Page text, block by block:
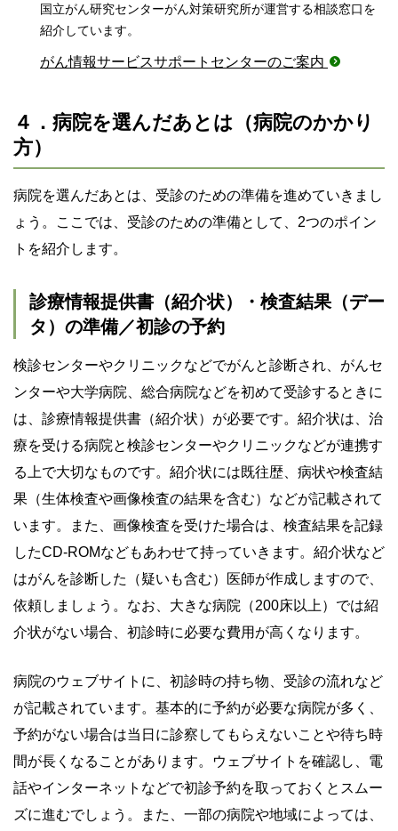
国立がん研究センターがん対策研究所が運営する相談窓口を
紹介しています。
がん情報サービスサポートセンターのご案内
４．病院を選んだあとは（病院のかかり
方）
病院を選んだあとは、受診のための準備を進めていきまし
ょう。ここでは、受診のための準備として、2つのポイン
トを紹介します。
診療情報提供書（紹介状）・検査結果（デー
タ）の準備／初診の予約
検診センターやクリニックなどでがんと診断され、がんセ
ンターや大学病院、総合病院などを初めて受診するときに
は、診療情報提供書（紹介状）が必要です。紹介状は、治
療を受ける病院と検診センターやクリニックなどが連携す
る上で大切なものです。紹介状には既往歴、病状や検査結
果（生体検査や画像検査の結果を含む）などが記載されて
います。また、画像検査を受けた場合は、検査結果を記録
したCD-ROMなどもあわせて持っていきます。紹介状など
はがんを診断した（疑いも含む）医師が作成しますので、
依頼しましょう。なお、大きな病院（200床以上）では紹
介状がない場合、初診時に必要な費用が高くなります。
病院のウェブサイトに、初診時の持ち物、受診の流れなど
が記載されています。基本的に予約が必要な病院が多く、
予約がない場合は当日に診察してもらえないことや待ち時
間が長くなることがあります。ウェブサイトを確認し、電
話やインターネットなどで初診予約を取っておくとスムー
ズに進むでしょう。また、一部の病院や地域によっては、